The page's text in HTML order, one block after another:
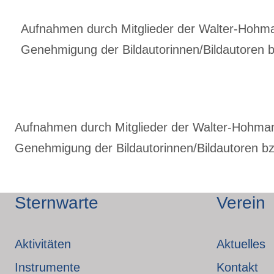
Aufnahmen durch Mitglieder der Walter-
Genehmigung der Bildautorinnen/Bildautoren
Aufnahmen durch Mitglieder der Walter-
Genehmigung der Bildautorinnen/Bildautoren
Sternwarte
Aktivitäten
Instrumente
Verein
Aktuelles
Kontakt